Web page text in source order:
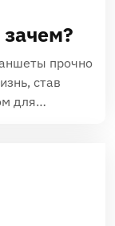
прочно
став
для…